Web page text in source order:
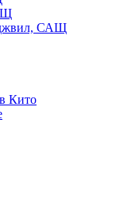
САЩ
Кито